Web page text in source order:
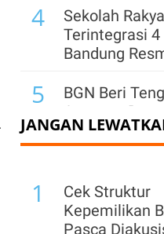
4
Sekolah
Terintegrasi
Bandung
5
BGN Beri
Agustus,
Tanpa
Ditutup
6
BGN: MBG
Jam Belajar,
Ikut Edukasi
JANGAN
1
Cek Struktur
Kepemilikan
Pasca